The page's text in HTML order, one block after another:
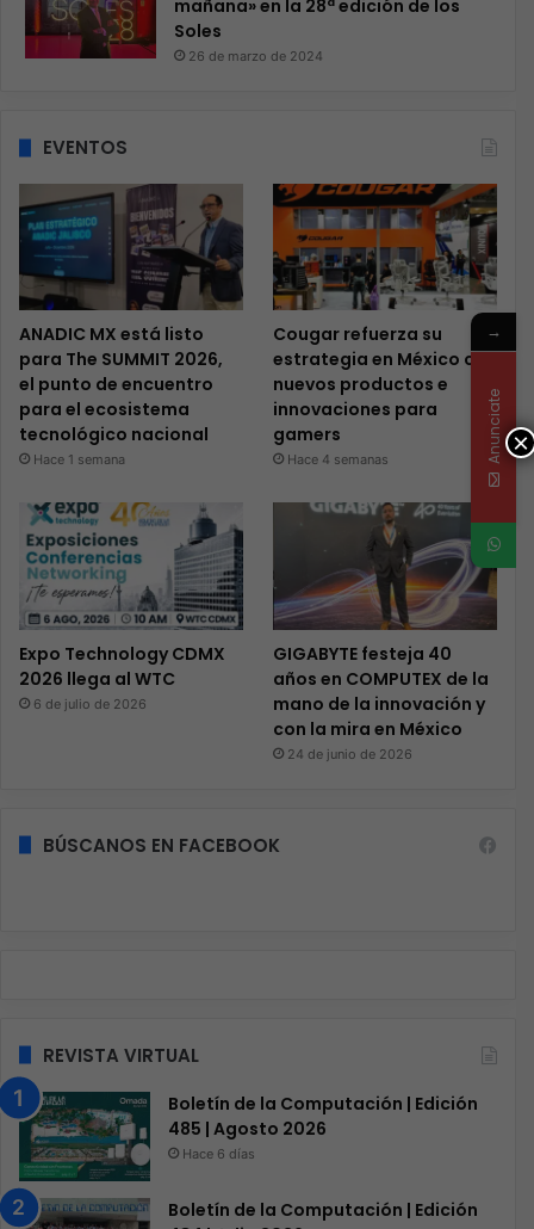
mañana» en la 28ª edición de los
Soles
26 de marzo de 2024
EVENTOS
ANADIC MX está listo
para The SUMMIT 2026,
el punto de encuentro
para el ecosistema
tecnológico nacional
Hace 1 semana
Cougar refuerza su
estrategia en México con
nuevos productos e
innovaciones para
gamers
Hace 4 semanas
Expo Technology CDMX
2026 llega al WTC
6 de julio de 2026
GIGABYTE festeja 40
años en COMPUTEX de la
mano de la innovación y
con la mira en México
24 de junio de 2026
BÚSCANOS EN FACEBOOK
REVISTA VIRTUAL
Boletín de la Computación | Edición
485 | Agosto 2026
Hace 6 días
Boletín de la Computación | Edición
×
→
Anunciate